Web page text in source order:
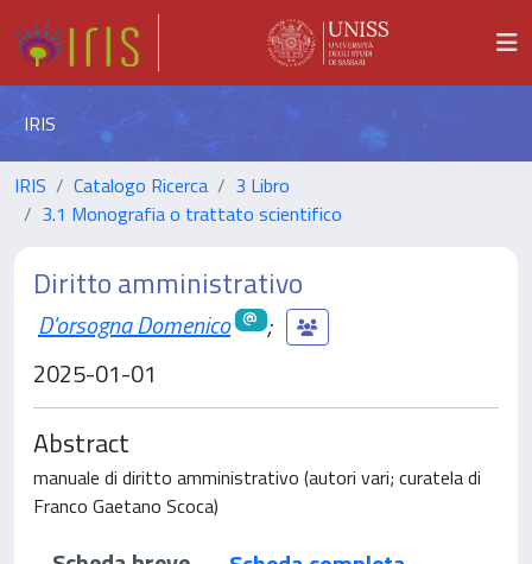
IRIS
IRIS Catalogo Ricerca
3 Libro
3.1 Monografia o trattato scientifico
Diritto amministrativo
D'orsogna Domenico
;
2025-01-01
Abstract
manuale di diritto amministrativo (autori vari; curatela di
Franco Gaetano Scoca)